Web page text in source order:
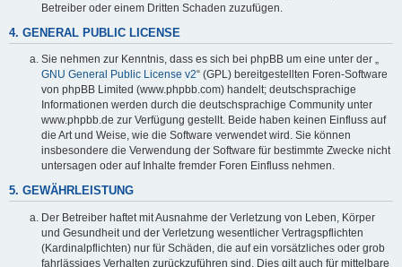
Betreiber oder einem Dritten Schaden zuzufügen.
4. GENERAL PUBLIC LICENSE
Sie nehmen zur Kenntnis, dass es sich bei phpBB um eine unter der „
GNU General Public License v2“ (GPL) bereitgestellten Foren-Software
von phpBB Limited (www.phpbb.com) handelt; deutschsprachige
Informationen werden durch die deutschsprachige Community unter
www.phpbb.de zur Verfügung gestellt. Beide haben keinen Einfluss auf
die Art und Weise, wie die Software verwendet wird. Sie können
insbesondere die Verwendung der Software für bestimmte Zwecke nicht
untersagen oder auf Inhalte fremder Foren Einfluss nehmen.
5. GEWÄHRLEISTUNG
Der Betreiber haftet mit Ausnahme der Verletzung von Leben, Körper
und Gesundheit und der Verletzung wesentlicher Vertragspflichten
(Kardinalpflichten) nur für Schäden, die auf ein vorsätzliches oder grob
fahrlässiges Verhalten zurückzuführen sind. Dies gilt auch für mittelbare